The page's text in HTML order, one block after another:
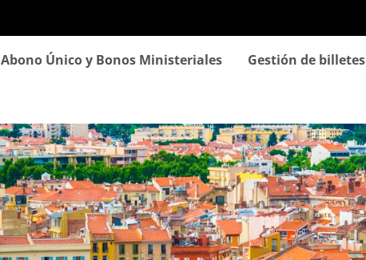
contenido
Abono Único y Bonos Ministeriales Gestión de billetes